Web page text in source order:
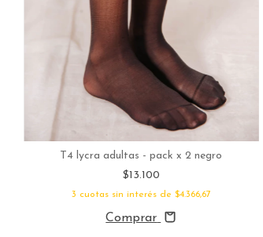
T4 lycra adultas - pack x 2 negro
$13.100
3 cuotas sin interés de $4.366,67
Comprar